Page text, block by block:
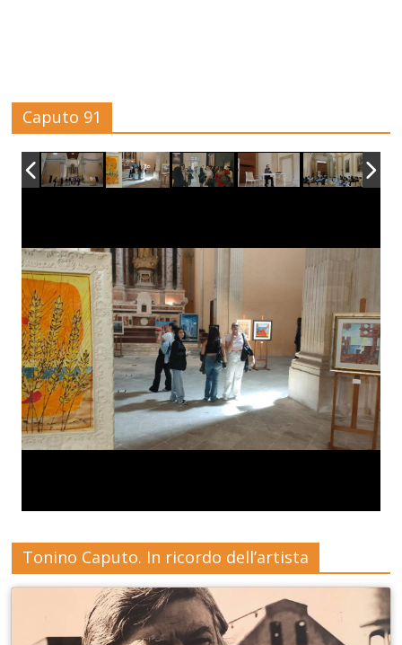
Caputo 91
Tonino Caputo. In ricordo dell’artista